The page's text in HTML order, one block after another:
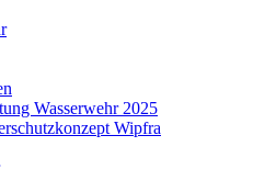
Wasserwehr 2025
Wipfra